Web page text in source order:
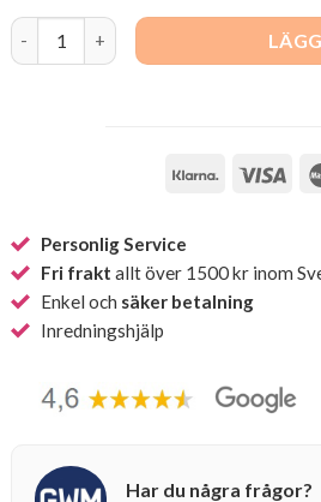
May quantity
Personlig Service
Fri frakt allt över 1500 kr inom
Enkel och säker betalning
Inredningshjälp
Har du några frågor?